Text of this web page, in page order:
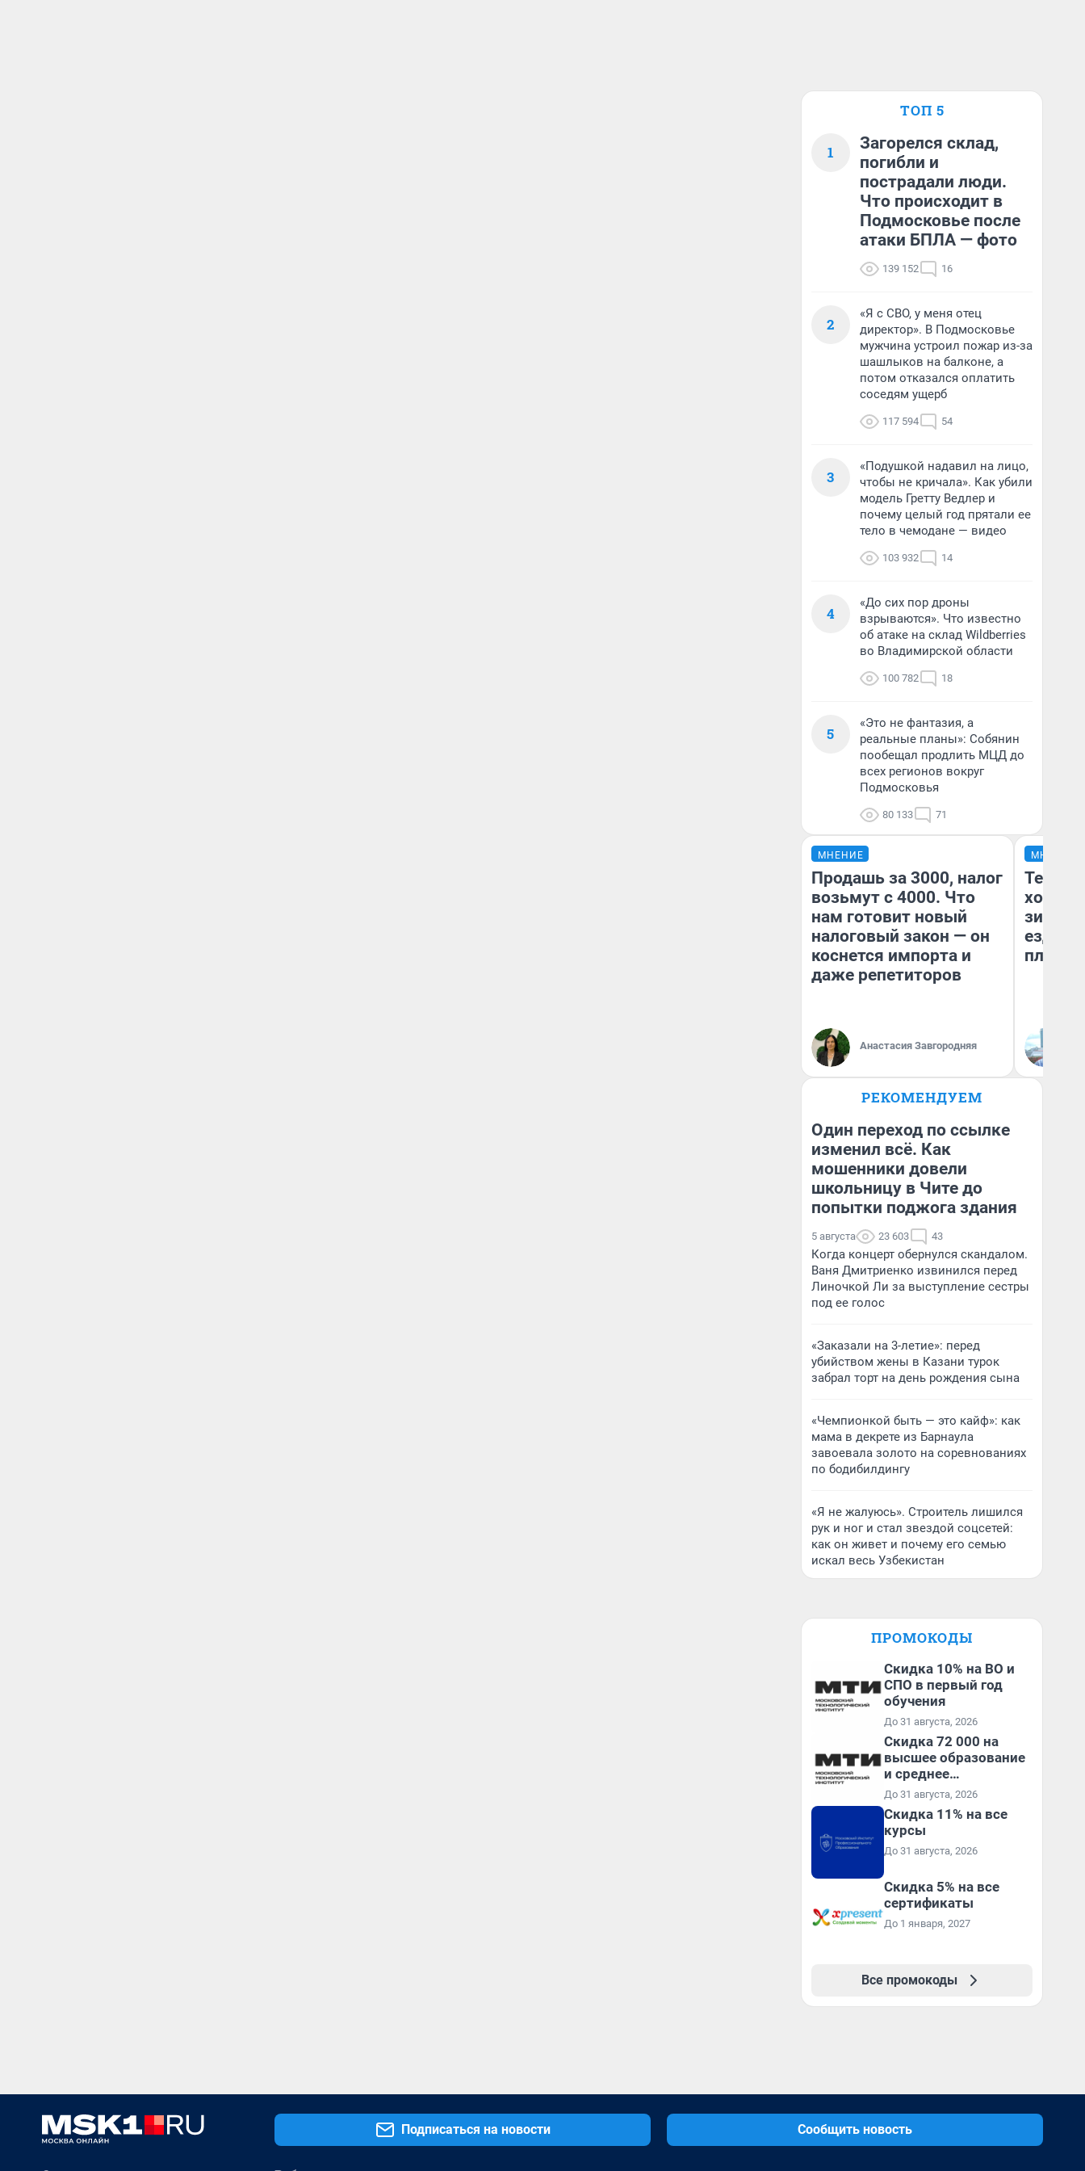
ТОП 5
1
Загорелся склад,
погибли и
пострадали люди.
Что происходит в
Подмосковье после
атаки БПЛА — фото
139 152 16
2
«Я с СВО, у меня отец
директор». В Подмосковье
мужчина устроил пожар из-за
шашлыков на балконе, а
потом отказался оплатить
соседям ущерб
117 594 54
3
«Подушкой надавил на лицо,
чтобы не кричала». Как убили
модель Гретту Ведлер и
почему целый год прятали ее
тело в чемодане — видео
103 932 14
4
«До сих пор дроны
взрываются». Что известно
об атаке на склад Wildberries
во Владимирской области
100 782 18
5
«Это не фантазия, а
реальные планы»: Собянин
пообещал продлить МЦД до
всех регионов вокруг
Подмосковья
80 133 71
МНЕНИЕ
Продашь за 3000, налог
возьмут с 4000. Что
нам готовит новый
налоговый закон — он
коснется импорта и
даже репетиторов
Анастасия Завгородняя
МНЕНИЕ
Тепло
зимой.
ездит
плюсы
РЕКОМЕНДУЕМ
Один переход по ссылке
изменил всё. Как
мошенники довели
школьницу в Чите до
попытки поджога здания
5 августа 23 603 43
Когда концерт обернулся скандалом.
Ваня Дмитриенко извинился перед
Линочкой Ли за выступление сестры
под ее голос
«Заказали на 3-летие»: перед
убийством жены в Казани турок
забрал торт на день рождения сына
«Чемпионкой быть — это кайф»: как
мама в декрете из Барнаула
завоевала золото на соревнованиях
по бодибилдингу
«Я не жалуюсь». Строитель лишился
рук и ног и стал звездой соцсетей:
как он живет и почему его семью
искал весь Узбекистан
ПРОМОКОДЫ
Скидка 10% на ВО и
СПО в первый год
обучения
До 31 августа, 2026
Скидка 72 000 на
высшее образование
и среднее
специальное
образование в
первый год обучения
До 31 августа, 2026
Скидка 11% на все
курсы
До 31 августа, 2026
Скидка 5% на все
сертификаты
До 1 января, 2027
Все промокоды
Подписаться на новости Сообщить новость